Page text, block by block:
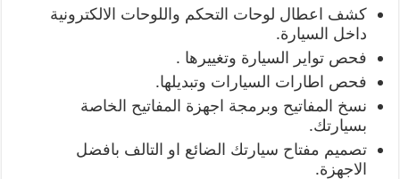
كشف اعطال لوحات التحكم واللوحات الالكترونية
داخل السيارة.
فحص تواير السيارة وتغييرها .
فحص اطارات السيارات وتبديلها.
نسخ المفاتيح وبرمجة اجهزة المفاتيح الخاصة
بسيارتك.
تصميم مفتاح سيارتك الضائع او التالف بافضل
الاجهزة.